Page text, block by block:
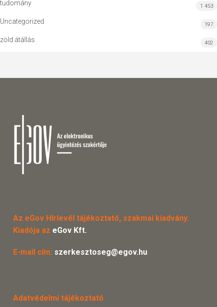
tudomány 1 453
Uncategorized 197
zöld átállás 402
Az eGov Hírlevél tájékoztató, szakmai kiadvány.
Kiadója az eGov Kft.
E-mail cím: szerkesztoseg@egov.hu
Adatvédelmi tájékoztató